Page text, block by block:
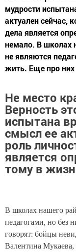
мудрости
актуален сейчас,
дела является
немало. В школах
не являются
жить. Еще про них
Не место
Верность
испытана
смысл ее
роль
является
тому в
В школах нашего
педагогами, но без
говорят: бойцы
Валентина Мукаева,